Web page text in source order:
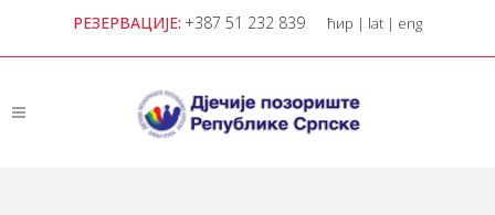
РЕЗЕРВАЦИЈЕ: +387 51 232 839 ћир | lat | eng